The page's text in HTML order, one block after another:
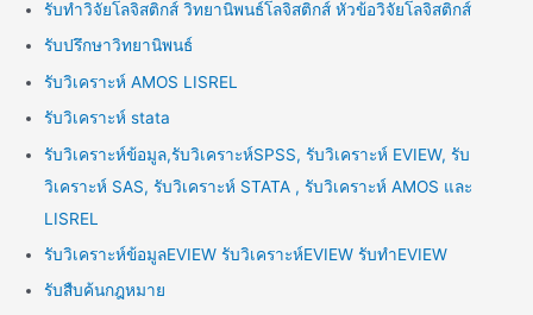
รับทำวิจัยโลจิสติกส์ วิทยานิพนธ์โลจิสติกส์ หัวข้อวิจัยโลจิสติกส์
รับปรึกษาวิทยานิพนธ์
รับวิเคราะห์ AMOS LISREL
รับวิเคราะห์ stata
รับวิเคราะห์ข้อมูล,รับวิเคราะห์SPSS, รับวิเคราะห์ EVIEW, รับ
วิเคราะห์ SAS, รับวิเคราะห์ STATA , รับวิเคราะห์ AMOS และ
LISREL
รับวิเคราะห์ข้อมูลEVIEW รับวิเคราะห์EVIEW รับทำEVIEW
รับสืบค้นกฎหมาย